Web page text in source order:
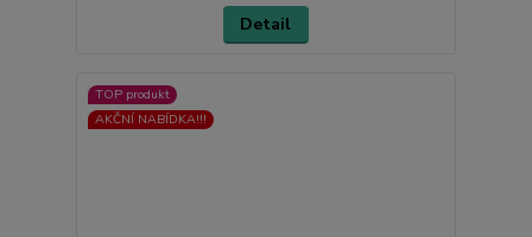
Detail
TOP produkt
AKČNÍ NABÍDKA!!!